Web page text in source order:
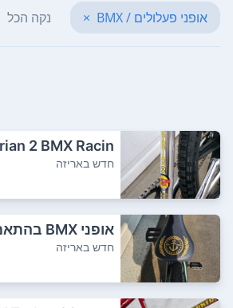
אופני פעלולים / BMX × נקה הכל
2 BMX Racin
g Cruiser 24...
חדש באריזה
ץ' Kink Bac...
חדש באריזה